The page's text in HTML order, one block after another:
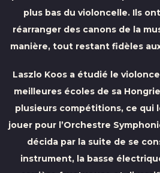
plus bas du violoncelle. Ils
réarranger des canons de la
manière, tout restant fidèles
Laszlo Koos a étudié le
meilleures écoles de sa
plusieurs compétitions, ce qui
jouer pour l’Orchestre
décida par la suite de se
instrument, la basse